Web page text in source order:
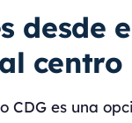
desde
centro
CDG es una